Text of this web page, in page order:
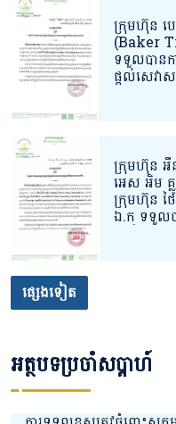
ក្រុមហ៊ុន ប
(Baker
ទទួលបាន
ផ្តល់សេវា
បានបំពេញ
ក្រុមហ៊ុន អឺ
អេស អិម
ក្រុមហ៊ុន ថ
ឯ.ក ទទួល
និយ័តករប
ផ្សេងទៀត
អត្ថបទប្រចាំសប្តាហ៍